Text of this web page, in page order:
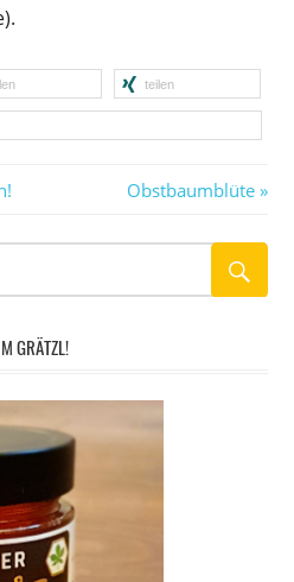
teilen
Nächster
Obstbaumblüte
GRÄTZL!